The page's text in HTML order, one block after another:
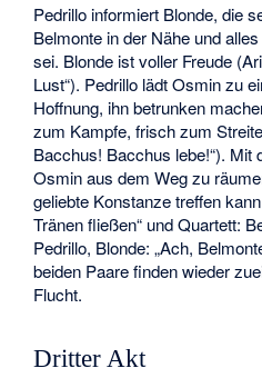
Pedrillo informiert Blonde, die
Belmonte in der Nähe und
sei. Blonde ist voller Freude
Lust“). Pedrillo lädt Osmin zu
Hoffnung, ihn betrunken
zum Kampfe, frisch zum
Bacchus! Bacchus lebe!“). Mit
Osmin aus dem Weg zu
geliebte Konstanze treffen
Tränen fließen“ und Quartett:
Pedrillo, Blonde: „Ach,
beiden Paare finden wieder
Flucht.
Dritter Akt